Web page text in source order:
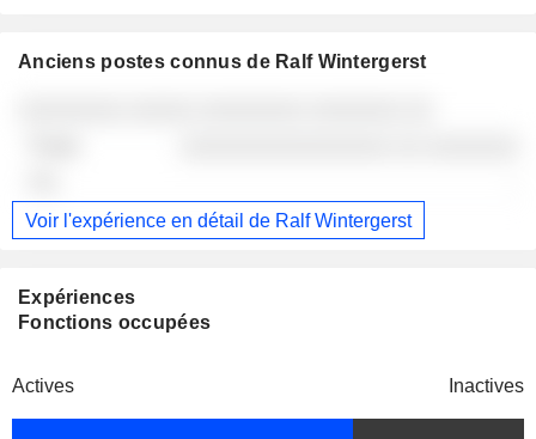
Anciens postes connus de Ralf Wintergerst
Voir l'expérience en détail de Ralf Wintergerst
Expériences
Fonctions occupées
Actives Inactives